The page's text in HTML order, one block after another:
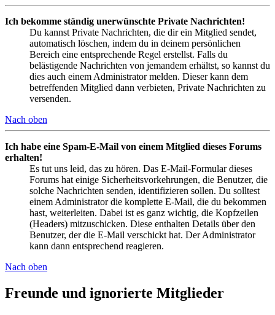
Ich bekomme ständig unerwünschte Private Nachrichten!
Du kannst Private Nachrichten, die dir ein Mitglied sendet,
automatisch löschen, indem du in deinem persönlichen
Bereich eine entsprechende Regel erstellst. Falls du
belästigende Nachrichten von jemandem erhältst, so kannst du
dies auch einem Administrator melden. Dieser kann dem
betreffenden Mitglied dann verbieten, Private Nachrichten zu
versenden.
Nach oben
Ich habe eine Spam-E-Mail von einem Mitglied dieses Forums
erhalten!
Es tut uns leid, das zu hören. Das E-Mail-Formular dieses
Forums hat einige Sicherheitsvorkehrungen, die Benutzer, die
solche Nachrichten senden, identifizieren sollen. Du solltest
einem Administrator die komplette E-Mail, die du bekommen
hast, weiterleiten. Dabei ist es ganz wichtig, die Kopfzeilen
(Headers) mitzuschicken. Diese enthalten Details über den
Benutzer, der die E-Mail verschickt hat. Der Administrator
kann dann entsprechend reagieren.
Nach oben
Freunde und ignorierte Mitglieder